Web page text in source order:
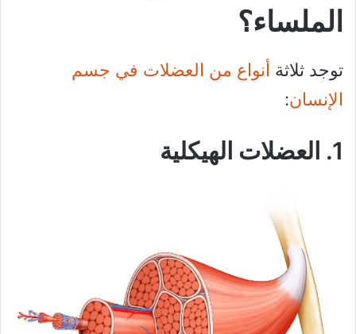
الملساء؟
توجد ثلاثة أنواع من العضلات في جسم
الإنسان:
1. العضلات الهيكلية